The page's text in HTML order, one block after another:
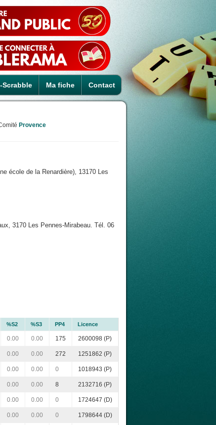
Scrabble Ma fiche Contact
Provence
école de la Renardière), 13170 Les
3170 Les Pennes-Mirabeau. Tél. 06
%S2 %S3 PP4 Licence
0.00 0.00 175 2600098 (P)
0.00 0.00 272 1251862 (P)
0.00 0.00 0 1018943 (P)
0.00 0.00 8 2132716 (P)
0.00 0.00 0 1724647 (D)
0.00 0.00 0 1798644 (D)